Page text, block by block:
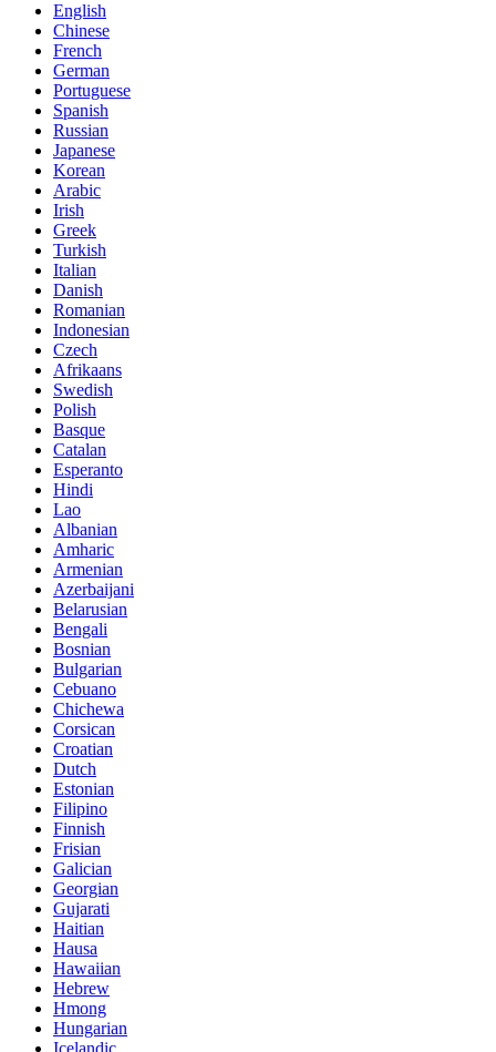
English
Chinese
French
German
Portuguese
Spanish
Russian
Japanese
Korean
Arabic
Irish
Greek
Turkish
Italian
Danish
Romanian
Indonesian
Czech
Afrikaans
Swedish
Polish
Basque
Catalan
Esperanto
Hindi
Lao
Albanian
Amharic
Armenian
Azerbaijani
Belarusian
Bengali
Bosnian
Bulgarian
Cebuano
Chichewa
Corsican
Croatian
Dutch
Estonian
Filipino
Finnish
Frisian
Galician
Georgian
Gujarati
Haitian
Hausa
Hawaiian
Hebrew
Hmong
Hungarian
Icelandic